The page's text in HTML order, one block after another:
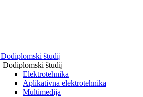
Dodiplomski študij
Dodiplomski študij
Elektrotehnika
Aplikativna elektrotehnika
Multimedija